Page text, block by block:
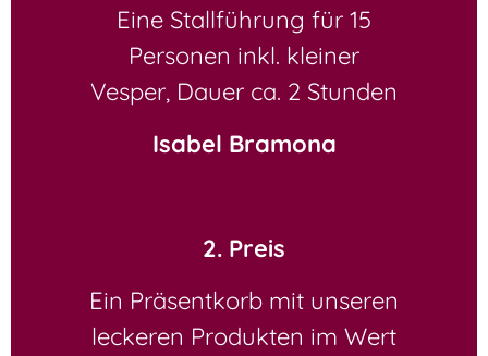
Eine Stallführung für 15
Personen inkl. kleiner
Vesper, Dauer ca. 2 Stunden
Isabel Bramona
2. Preis
Ein Präsentkorb mit unseren
leckeren Produkten im Wert